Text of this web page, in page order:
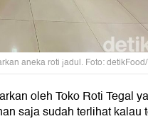
aneka roti jadul. Foto:
oleh Toko Roti Tegal
saja sudah terlihat kalau